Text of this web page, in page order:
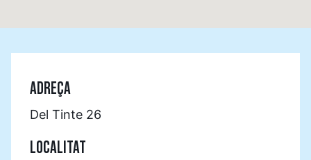
ADREÇA
Del Tinte 26
LOCALITAT